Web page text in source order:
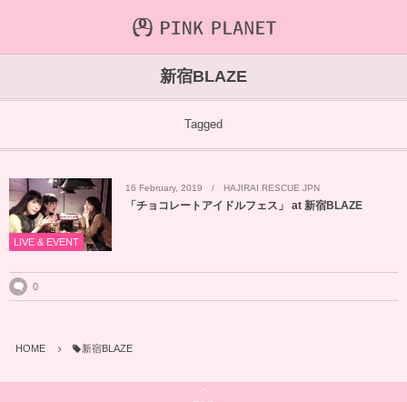
新宿BLAZE
Tagged
LIVE & EVENT
16 February, 2019 HAJIRAI RESCUE JPN
「チョコレートアイドルフェス」 at 新宿BLAZE
0
HOME 新宿BLAZE
ICHIJO AOI
PINK PLANET
HAJIRAI RESCUE JPN
Farout
NEWS&TOPIC
STREAMING
CONTENTS
MAINTENANCE